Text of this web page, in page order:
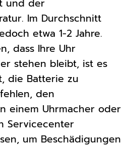
und der
Im Durchschnitt
etwa 1-2 Jahre.
dass Ihre Uhr
stehen bleibt, ist es
die Batterie zu
den
einem Uhrmacher oder
Servicecenter
um Beschädigungen